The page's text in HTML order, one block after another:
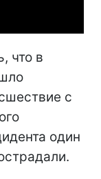
что в
с
один